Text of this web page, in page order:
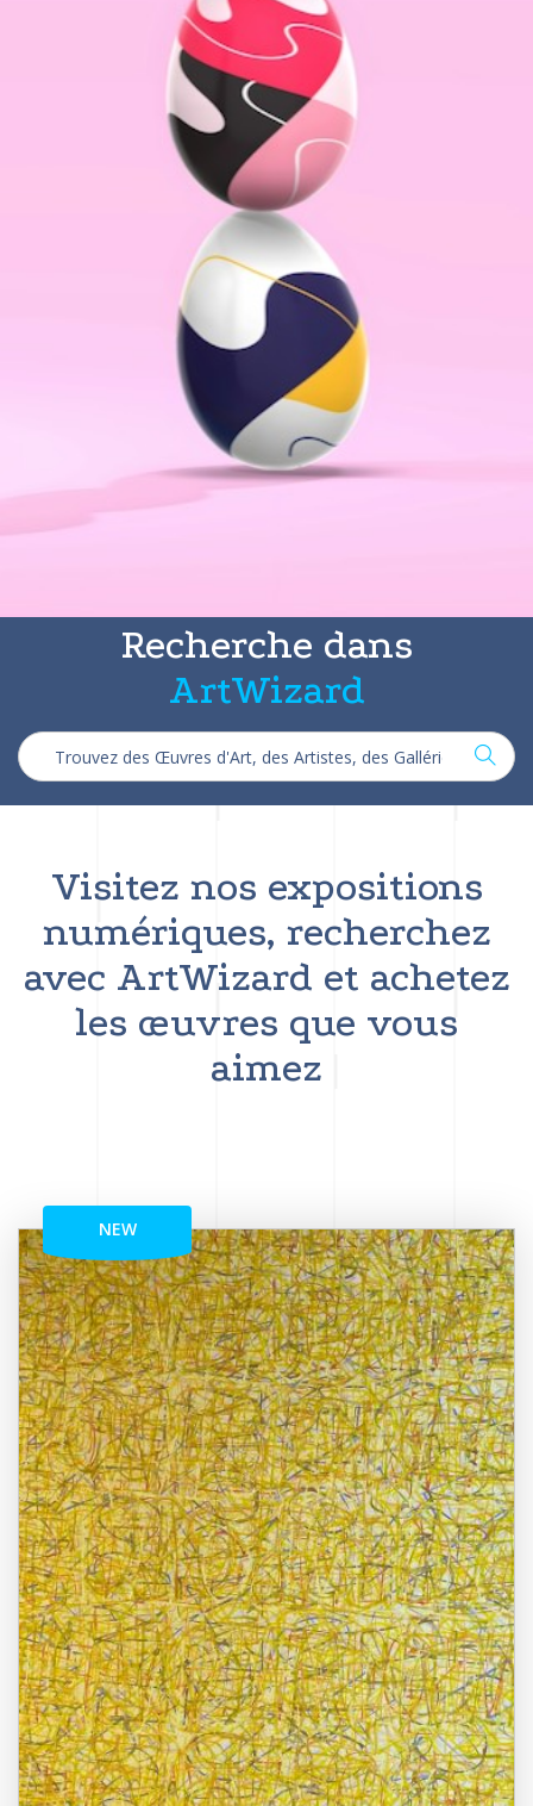
Recherche dans
ArtWizard
Visitez nos expositions
numériques, recherchez
avec ArtWizard et achetez
les œuvres que vous
aimez
NEW